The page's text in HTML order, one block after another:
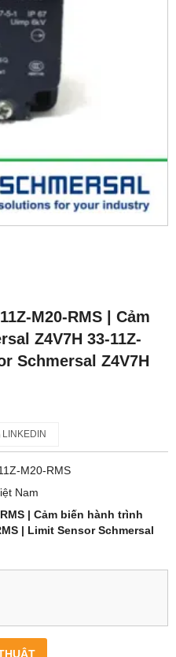
M20-RMS | Cảm
Z4V7H 33-11Z-
Schmersal Z4V7H
LINKEDIN
M20-RMS
Nam
| Cảm biến hành trình
| Limit Sensor Schmersal